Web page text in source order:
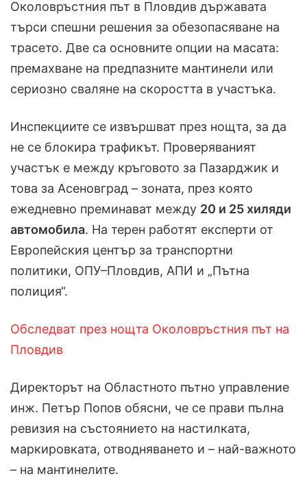
Околовръстния път в Пловдив държавата
търси спешни решения за обезопасяване на
трасето. Две са основните опции на масата:
премахване на предпазните мантинели или
сериозно сваляне на скоростта в участъка.
Инспекциите се извършват през нощта, за да
не се блокира трафикът. Проверяваният
участък е между кръговото за Пазарджик и
това за Асеновград – зоната, през която
ежедневно преминават между 20 и 25 хиляди
автомобила. На терен работят експерти от
Европейския център за транспортни
политики, ОПУ–Пловдив, АПИ и „Пътна
полиция“.
Обследват през нощта Околовръстния път на
Пловдив
Директорът на Областното пътно управление
инж. Петър Попов обясни, че се прави пълна
ревизия на състоянието на настилката,
маркировката, отводняването и – най-важното
– на мантинелите.